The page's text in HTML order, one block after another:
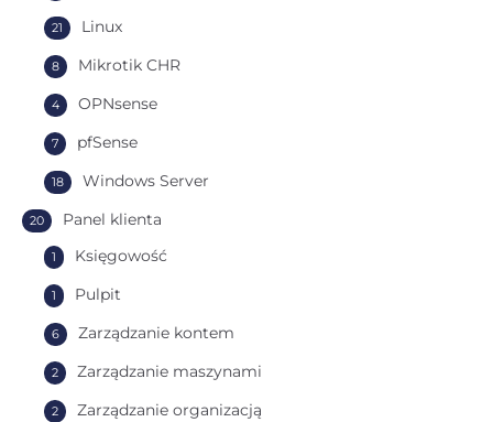
Linux
21
Mikrotik CHR
8
OPNsense
4
pfSense
7
Windows Server
18
Panel klienta
20
Księgowość
1
Pulpit
1
Zarządzanie kontem
6
Zarządzanie maszynami
2
Zarządzanie organizacją
2